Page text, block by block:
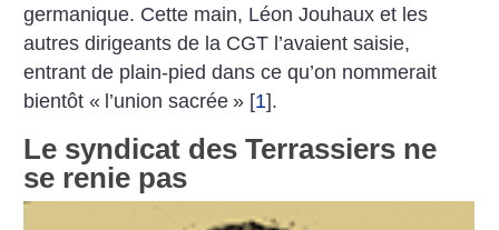
germanique. Cette main, Léon Jouhaux et les
autres dirigeants de la CGT ­l’avaient saisie,
entrant de plain-pied dans ce qu’on nommerait
bientôt « l’union sacrée » [1].
Le syndicat des Terrassiers ne
se renie pas